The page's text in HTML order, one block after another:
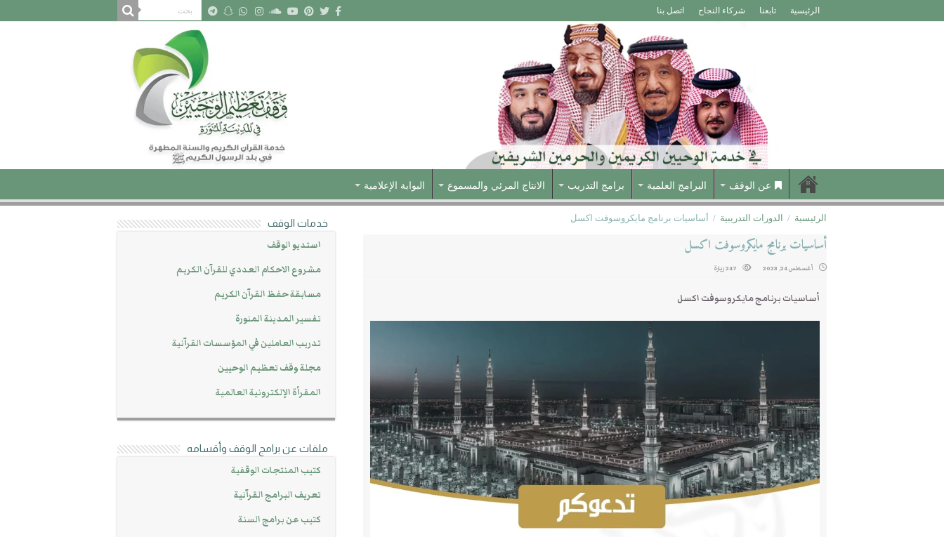
الرئيسية تابعنا شركاء النجاح اتصل بنا
عن الوقف البرامج العلمية برامج التدريب الانتاج المرئي والمسموع البوابة الإعلامية
الرئيسية / الدورات التدريبية / أساسيات برنامج مايكروسوفت اكسل
أساسيات برنامج مايكروسوفت اكسل
أغسطس 24, 2023 247 زيارة
أساسيات برنامج مايكروسوفت اكسل
خدمات الوقف
استديو الوقف
مشروع الاحكام العددي للقرآن الكريم
مسابقة حفظ القرآن الكريم
تفسير المدينة المنورة
تدريب العاملين في المؤسسات القرآنية
مجلة وقف تعظيم الوحيين
المقرأة الإلكترونية العالمية
ملفات عن برامج الوقف وأقسامه
كتيب المنتجات الوقفية
تعريف البرامج القرآنية
كتيب عن برامج السنة